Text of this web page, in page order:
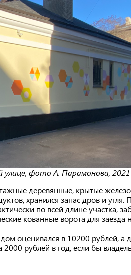
фото А. Парамонова,
деревянные, крытые
хранился запас дров и угля.
по всей длине участка,
кованные ворота для заезда
оценивался в 10200 рублей, а
рублей в год, если бы